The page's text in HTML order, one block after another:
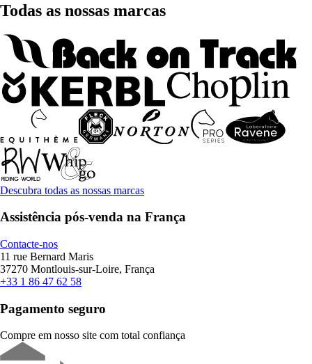
Todas as nossas marcas
Descubra todas as nossas marcas
Assistência pós-venda na França
Contacte-nos
11 rue Bernard Maris
37270 Montlouis-sur-Loire, França
+33 1 86 47 62 58
Pagamento seguro
Compre em nosso site com total confiança